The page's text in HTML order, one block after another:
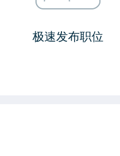
极速发布职位